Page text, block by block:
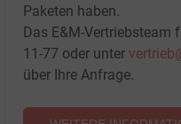
Paketen haben.
Das E&M-Vertriebsteam
11-77 oder unter
über Ihre Anfrage.